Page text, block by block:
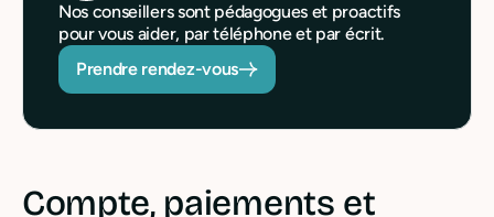
Nos conseillers sont pédagogues et proactifs
pour vous aider, par téléphone et par écrit.
Prendre rendez-vous
Compte, paiements et